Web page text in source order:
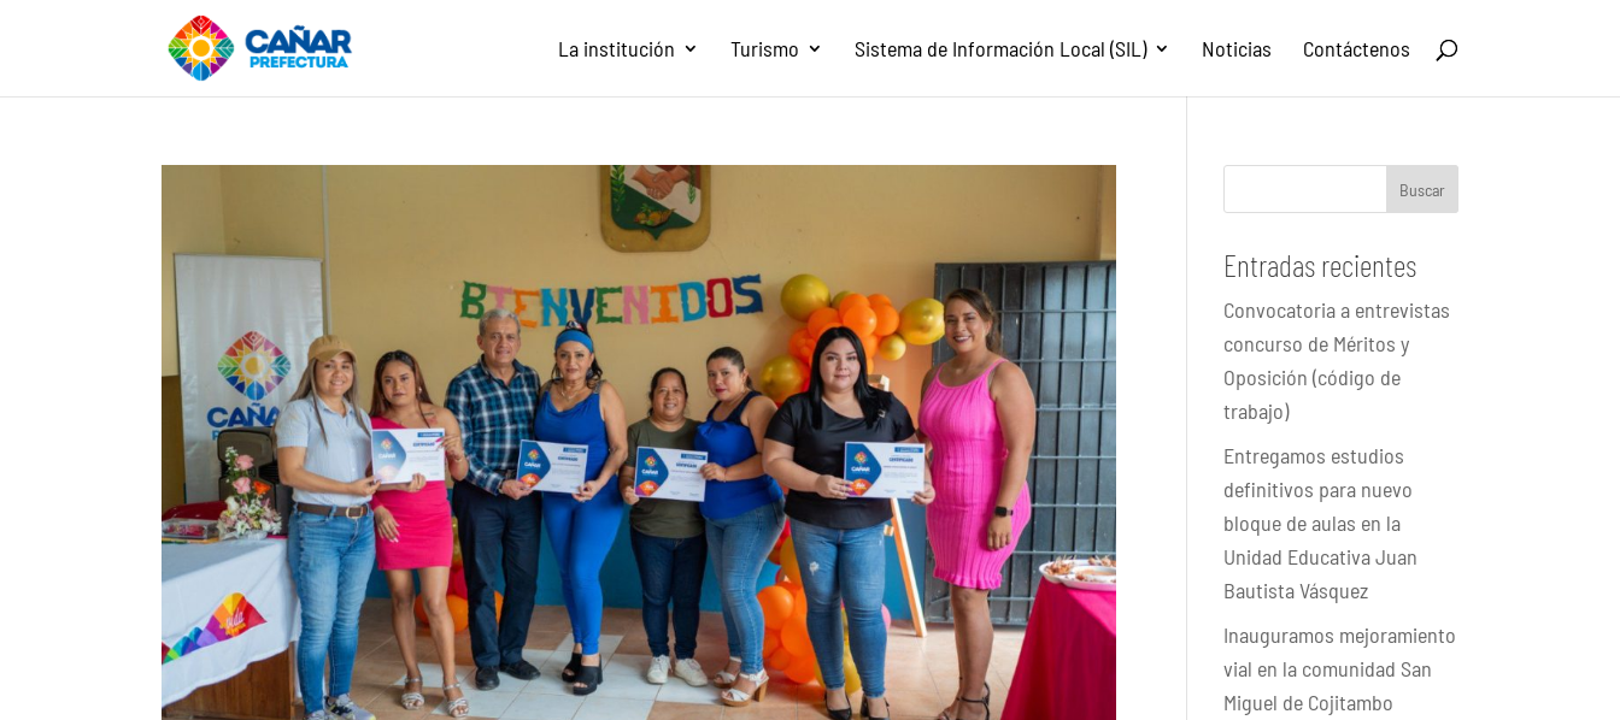
La institución Turismo Sistema de Información Local (SIL) Noticias Contáctenos
Buscar
Entradas recientes
Convocatoria a entrevistas
concurso de Méritos y
Oposición (código de
trabajo)
Entregamos estudios
definitivos para nuevo
bloque de aulas en la
Unidad Educativa Juan
Bautista Vásquez
Inauguramos mejoramiento
vial en la comunidad San
Miguel de Cojitambo